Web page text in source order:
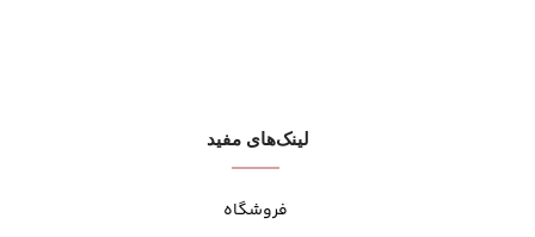
لینک‌های مفید
فروشگاه